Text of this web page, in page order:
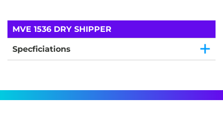
MVE 1536 DRY SHIPPER
Specficiations